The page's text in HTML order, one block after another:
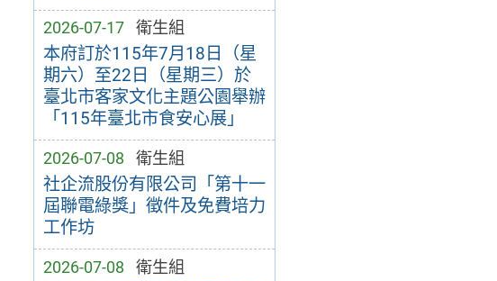
2026-07-17 衛生組
本府訂於115年7月18日（星
期六）至22日（星期三）於
臺北市客家文化主題公園舉辦
「115年臺北市食安心展」
2026-07-08 衛生組
社企流股份有限公司「第十一
屆聯電綠獎」徵件及免費培力
工作坊
2026-07-08 衛生組